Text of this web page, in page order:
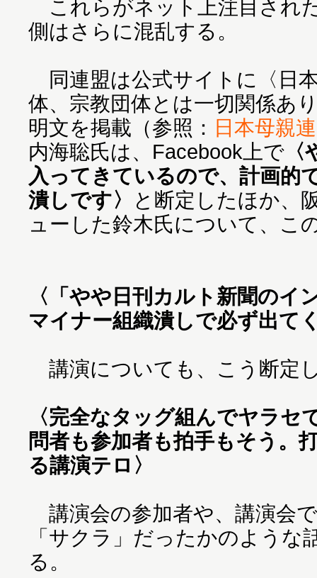
これらがネット上注目され
側はさらに混乱する。
同連盟は公式サイトに〈日
体、宗教団体とは一切関係あ
明文を掲載（参照： 日本母親
内海聡氏は、Facebook上で
入ってきているので、計画的
潰しです〉
と断定したほか、
ューした鈴木氏について、こ
〈「やや日刊カルト新聞のイ
マイナー組織潰しで必ず出て
講演についても、こう断定
〈完全なタッグ組んでヤラセ
問者も参加者も拍手もそう。
る講演テロ〉
講演会の参加者や、講演会
「サクラ」だったかのよう
る。